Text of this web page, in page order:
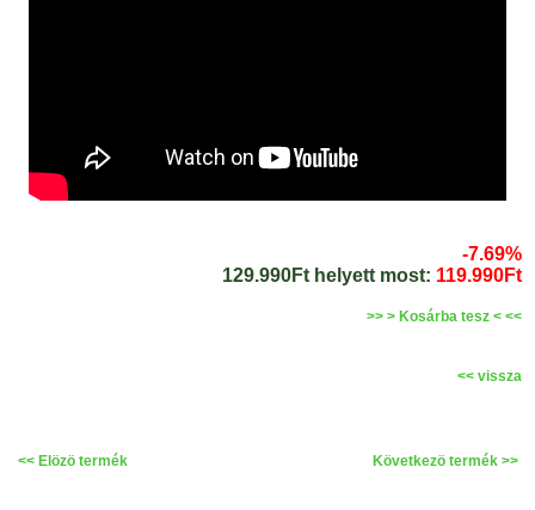
-7.69%
129.990Ft helyett most: 119.990Ft
>> > Kosárba tesz < <<
<< vissza
<< Elözö termék Következö termék >>